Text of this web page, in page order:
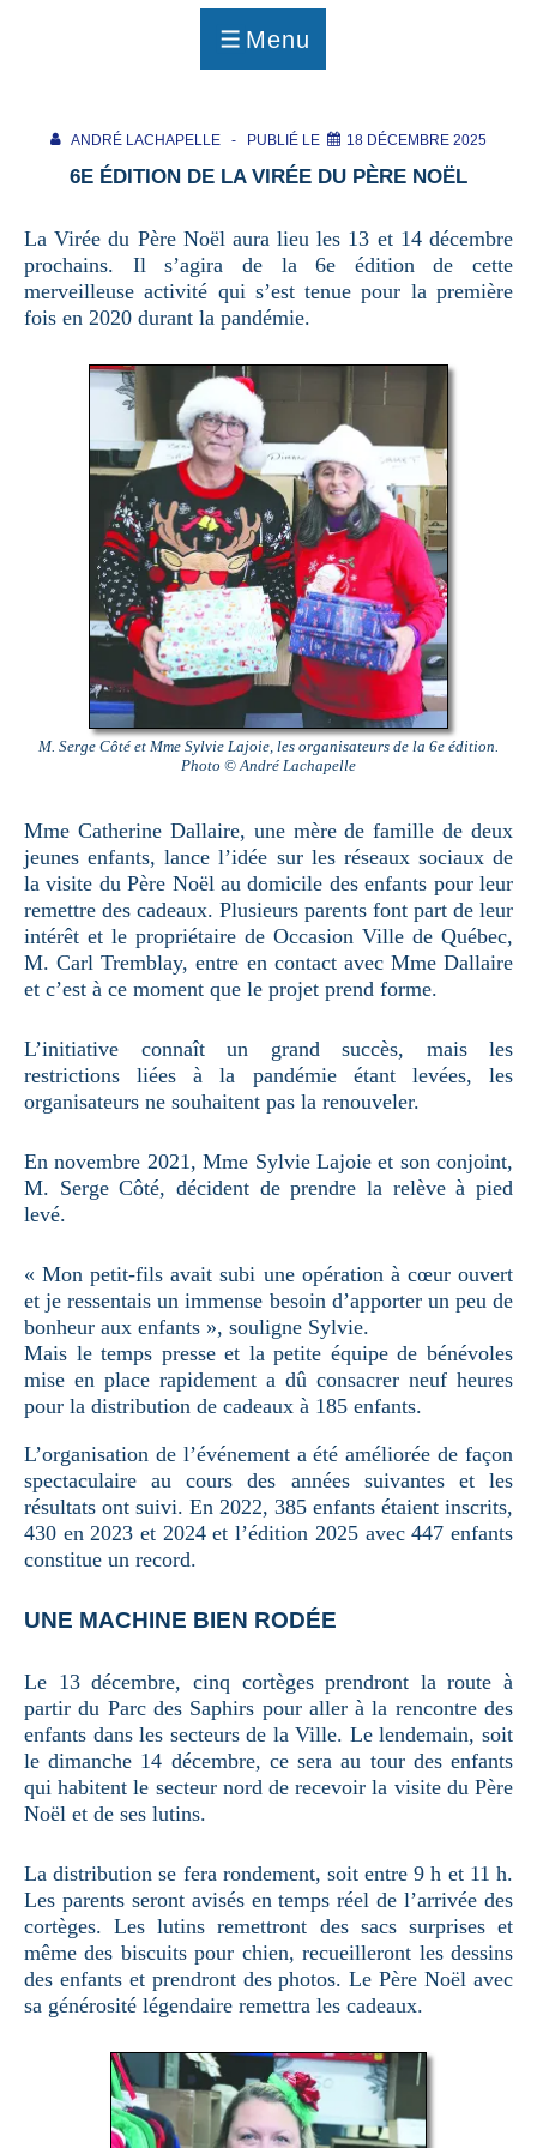
Menu
MENU
ANDRÉ LACHAPELLE PUBLIÉ LE 18 DÉCEMBRE 2025
6E ÉDITION DE LA VIRÉE DU PÈRE NOËL
La Virée du Père Noël aura lieu les 13 et 14 décembre
prochains. Il s’agira de la 6e édition de cette
merveilleuse activité qui s’est tenue pour la première
fois en 2020 durant la pandémie.
M. Serge Côté et Mme Sylvie Lajoie, les organisateurs de la 6e édition.
Photo © André Lachapelle
Mme Catherine Dallaire, une mère de famille de deux
jeunes enfants, lance l’idée sur les réseaux sociaux de
la visite du Père Noël au domicile des enfants pour leur
remettre des cadeaux. Plusieurs parents font part de leur
intérêt et le propriétaire de Occasion Ville de Québec,
M. Carl Tremblay, entre en contact avec Mme Dallaire
et c’est à ce moment que le projet prend forme.
L’initiative connaît un grand succès, mais les
restrictions liées à la pandémie étant levées, les
organisateurs ne souhaitent pas la renouveler.
En novembre 2021, Mme Sylvie Lajoie et son conjoint,
M. Serge Côté, décident de prendre la relève à pied
levé.
« Mon petit-fils avait subi une opération à cœur ouvert
et je ressentais un immense besoin d’apporter un peu de
bonheur aux enfants », souligne Sylvie.
Mais le temps presse et la petite équipe de bénévoles
mise en place rapidement a dû consacrer neuf heures
pour la distribution de cadeaux à 185 enfants.
L’organisation de l’événement a été améliorée de façon
spectaculaire au cours des années suivantes et les
résultats ont suivi. En 2022, 385 enfants étaient inscrits,
430 en 2023 et 2024 et l’édition 2025 avec 447 enfants
constitue un record.
UNE MACHINE BIEN RODÉE
Le 13 décembre, cinq cortèges prendront la route à
partir du Parc des Saphirs pour aller à la rencontre des
enfants dans les secteurs de la Ville. Le lendemain, soit
le dimanche 14 décembre, ce sera au tour des enfants
qui habitent le secteur nord de recevoir la visite du Père
Noël et de ses lutins.
La distribution se fera rondement, soit entre 9 h et 11 h.
Les parents seront avisés en temps réel de l’arrivée des
cortèges. Les lutins remettront des sacs surprises et
même des biscuits pour chien, recueilleront les dessins
des enfants et prendront des photos. Le Père Noël avec
sa générosité légendaire remettra les cadeaux.